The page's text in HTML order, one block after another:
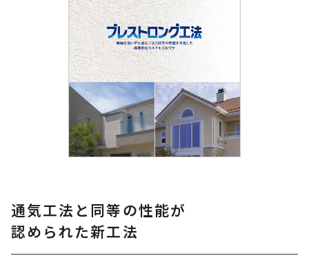
通気工法と同等の性能が
認められた新工法